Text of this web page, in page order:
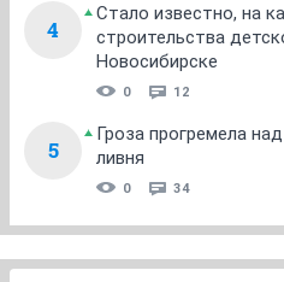
4
Стало известно, на
строительства
Новосибирске
0 12
5
Гроза прогремела
ливня
0 34